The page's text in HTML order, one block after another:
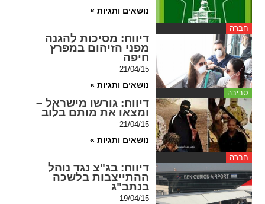
spellcheck
ניגודיות צבעים
brightness_high
ניגודיות בהירה ניגודיות כהה
קישורים
format_underlined
קו תחתי לקישורים
font_download
חברה
נושאים ותגיות »
סביבה
דיווח : מסיכות להגנה
מפני הזיהום במפרץ
חיפה
21/04/15
נושאים ותגיות »
חברה
דיווח : גורשו מישראל –
ומצאו את מותם בלוב
21/04/15
נושאים ותגיות »
דיווח : בג"צ נגד נוהל
ההתייצבות בלשכה
בנתב"ג
19/04/15